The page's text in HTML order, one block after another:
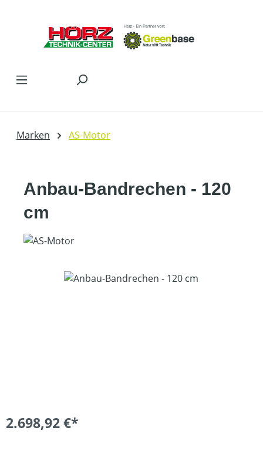
Marken AS-Motor
Anbau-Bandrechen - 120
cm
Bildergalerie überspringen
2.698,92 €*